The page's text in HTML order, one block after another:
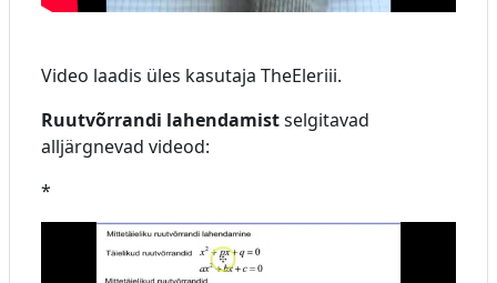
i
t
a
i
d
Video laadis üles kasutaja TheEleriii.
Ruutvõrrandi lahendamistselgitavad
alljärgnevad videod:
*